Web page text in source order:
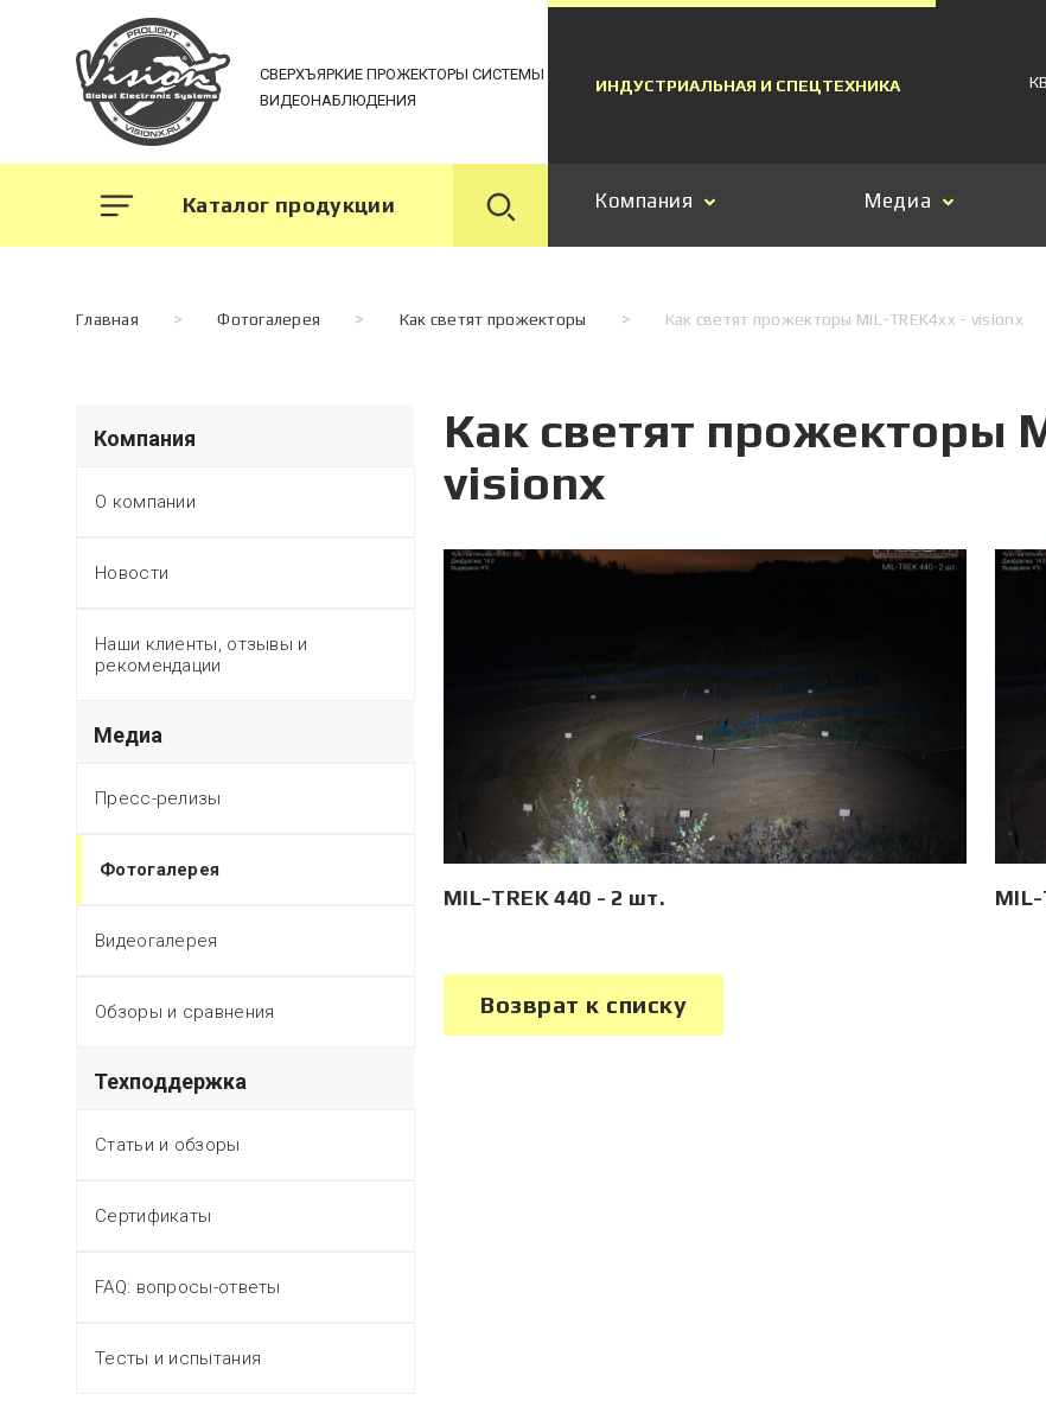
СВЕРХЪЯРКИЕ ПРОЖЕКТОРЫ СИСТЕМЫ
ВИДЕОНАБЛЮДЕНИЯ
ИНДУСТРИАЛЬНАЯ И СПЕЦТЕХНИКА
Каталог продукции Компания Медиа
Главная > Фотогалерея > Как светят прожекторы > Как светят прожекторы MIL-TREK4xx - visionx
Компания
О компании
Новости
Наши клиенты, отзывы и
рекомендации
Медиа
Пресс-релизы
Фотогалерея
Видеогалерея
Обзоры и сравнения
Техподдержка
Статьи и обзоры
Сертификаты
FAQ: вопросы-ответы
Тесты и испытания
Как светят прожекторы
visionx
MIL-TREK 440 - 2 шт.
Возврат к списку